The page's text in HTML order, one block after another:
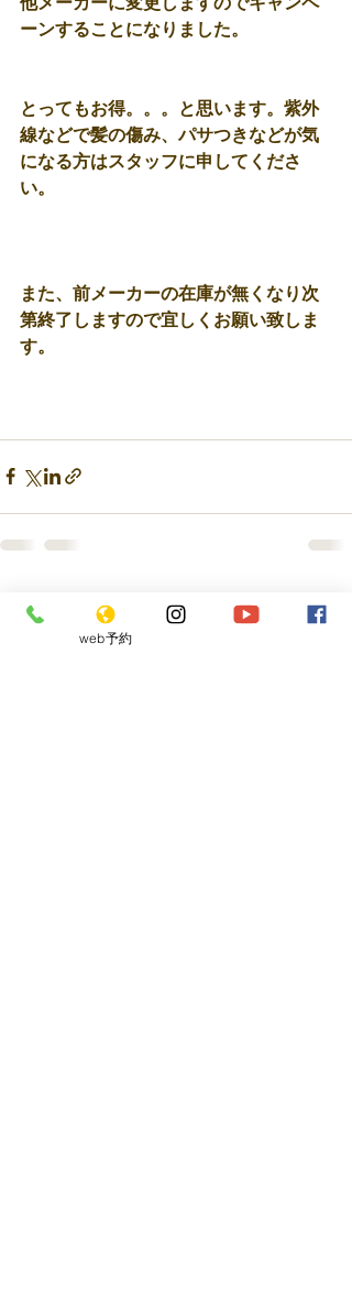
ーンすることになりました。
とってもお得。。。と思います。紫外
線などで髪の傷み、パサつきなどが気
になる方はスタッフに申してくださ
い。
また、前メーカーの在庫が無くなり次
第終了しますので宜しくお願い致しま
す。
最新記事 すべて表示
web予約